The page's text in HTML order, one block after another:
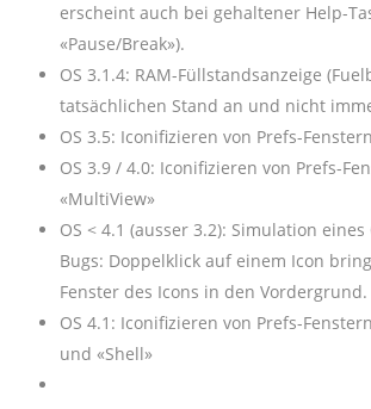
erscheint auch bei gehaltener Help-
«Pause/Break»).
OS 3.1.4: RAM-Füllstandsanzeige
tatsächlichen Stand an und nicht
OS 3.5: Iconifizieren von Prefs-Fenstern
OS 3.9 / 4.0: Iconifizieren von Prefs-
«MultiView»
OS < 4.1 (ausser 3.2): Simulation eines
Bugs: Doppelklick auf einem Icon
Fenster des Icons in den Vordergrund.
OS 4.1: Iconifizieren von Prefs-
und «Shell»